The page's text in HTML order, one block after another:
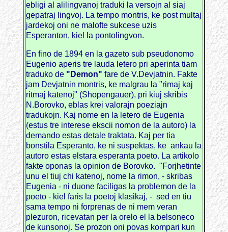
ebligi al alilingvanoj traduki la versojn al siaj
gepatraj lingvoj. La tempo montris, ke post multaj
jardekoj oni ne malofte sukcese uzis
Esperanton, kiel la pontolingvon.
En fino de 1894 en la gazeto sub pseudonomo
Eugenio aperis tre lauda letero pri aperinta tiam
traduko de "Demon" fare de V.Devjatnin. Fakte
jam Devjatnin montris, ke malgrau la "rimaj kaj
ritmaj katenoj" (Shopengauer), pri kiuj skribis
N.Borovko, eblas krei valorajn poeziajn
tradukojn. Kaj nome en la letero de Eugenia
(estus tre interese ekscii nomon de la autoro) la
demando estas detale traktata. Kaj per tia
bonstila Esperanto, ke ni suspektas, ke ankau la
autoro estas elstara esperanta poeto. La artikolo
fakte oponas la opinion de Borovko. "Forjhetinte
unu el tiuj chi katenoj, nome la rimon, - skribas
Eugenia - ni duone faciligas la problemon de la
poeto - kiel faris la poetoj klasikaj, - sed en tiu
sama tempo ni forprenas de ni mem veran
plezuron, ricevatan per la orelo el la belsoneco
de kunsonoj. Se prozon oni povas kompari kun